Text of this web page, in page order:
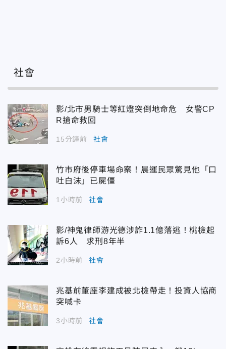
社會
影/北市男騎士等紅燈突倒地命危 女警CP
R搶命救回
15分鐘前 社會
竹市府後停車場命案！晨運民眾驚見他「口
吐白沫」已屍僵
1小時前 社會
影/神鬼律師游光德涉詐1.1億落逃！桃檢起
訴6人 求刑8年半
2小時前 社會
兆基前董座李建成被北檢帶走！投資人協商
突喊卡
3小時前 社會